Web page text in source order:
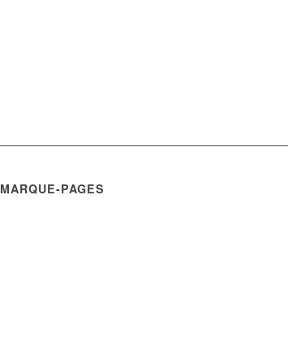
MARQUE-PAGES